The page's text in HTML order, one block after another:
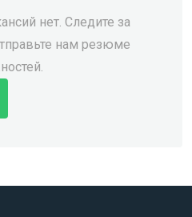
нет. Следите за
нам резюме